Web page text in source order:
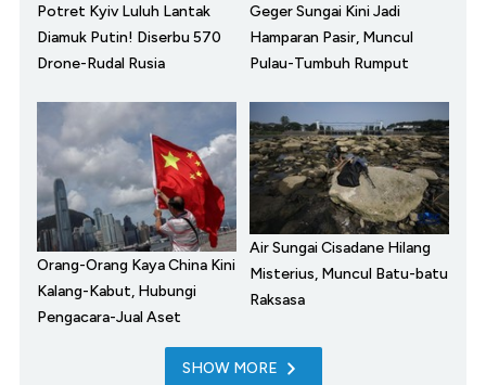
Potret Kyiv Luluh Lantak
Diamuk Putin! Diserbu 570
Drone-Rudal Rusia
Geger Sungai Kini Jadi
Hamparan Pasir, Muncul
Pulau-Tumbuh Rumput
Orang-Orang Kaya China Kini
Kalang-Kabut, Hubungi
Pengacara-Jual Aset
Air Sungai Cisadane Hilang
Misterius, Muncul Batu-batu
Raksasa
SHOW MORE